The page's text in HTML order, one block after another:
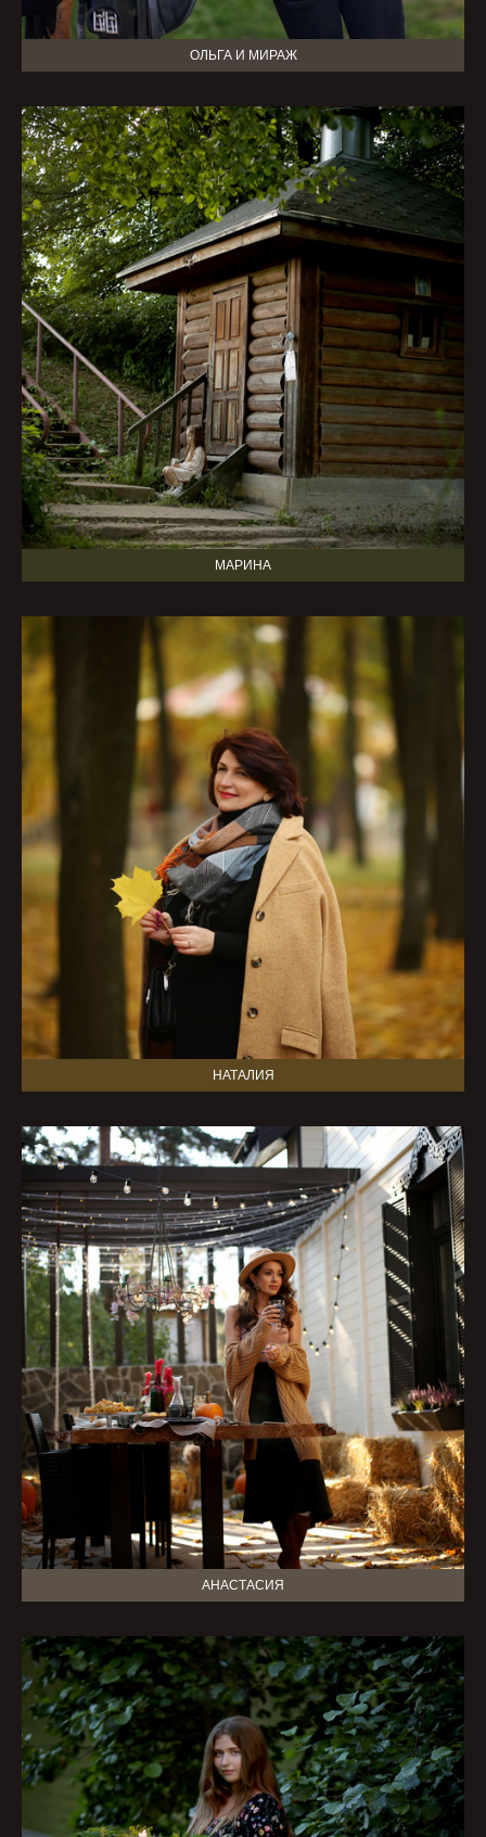
ОЛЬГА И МИРАЖ
МАРИНА
НАТАЛИЯ
АНАСТАСИЯ